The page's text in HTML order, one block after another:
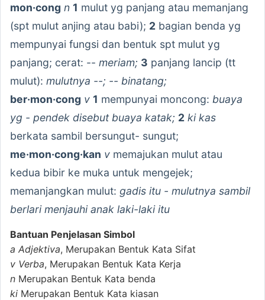
mon·cong n 1 mulut yg panjang atau memanjang
(spt mulut anjing atau babi); 2 bagian benda yg
mempunyai fungsi dan bentuk spt mulut yg
panjang; cerat: -- meriam; 3 panjang lancip (tt
mulut): mulutnya --; -- binatang;
ber·mon·cong v 1 mempunyai moncong: buaya
yg - pendek disebut buaya katak; 2 ki kas
berkata sambil bersungut- sungut;
me·mon·cong·kan v memajukan mulut atau
kedua bibir ke muka untuk mengejek;
memanjangkan mulut: gadis itu - mulutnya sambil
berlari menjauhi anak laki-laki itu
Bantuan Penjelasan Simbol
a Adjektiva, Merupakan Bentuk Kata Sifat
v Verba, Merupakan Bentuk Kata Kerja
n Merupakan Bentuk Kata benda
ki Merupakan Bentuk Kata kiasan